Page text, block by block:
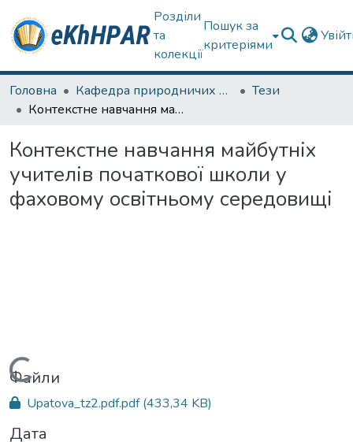
Розділи
та
колекції
Пошук за
критеріями
Головна Кафедра природничих наук та здоров'язбереження
Тези
Контекстне навчання майбутніх учителів початкової школи у фаховому освітньому середовищі
Контекстне навчання майбутніх
учителів початкової школи у
фаховому освітньому середовищі
Вантажиться...
Файли
Upatova_tz2.pdf.pdf(433,34 KB)
Дата